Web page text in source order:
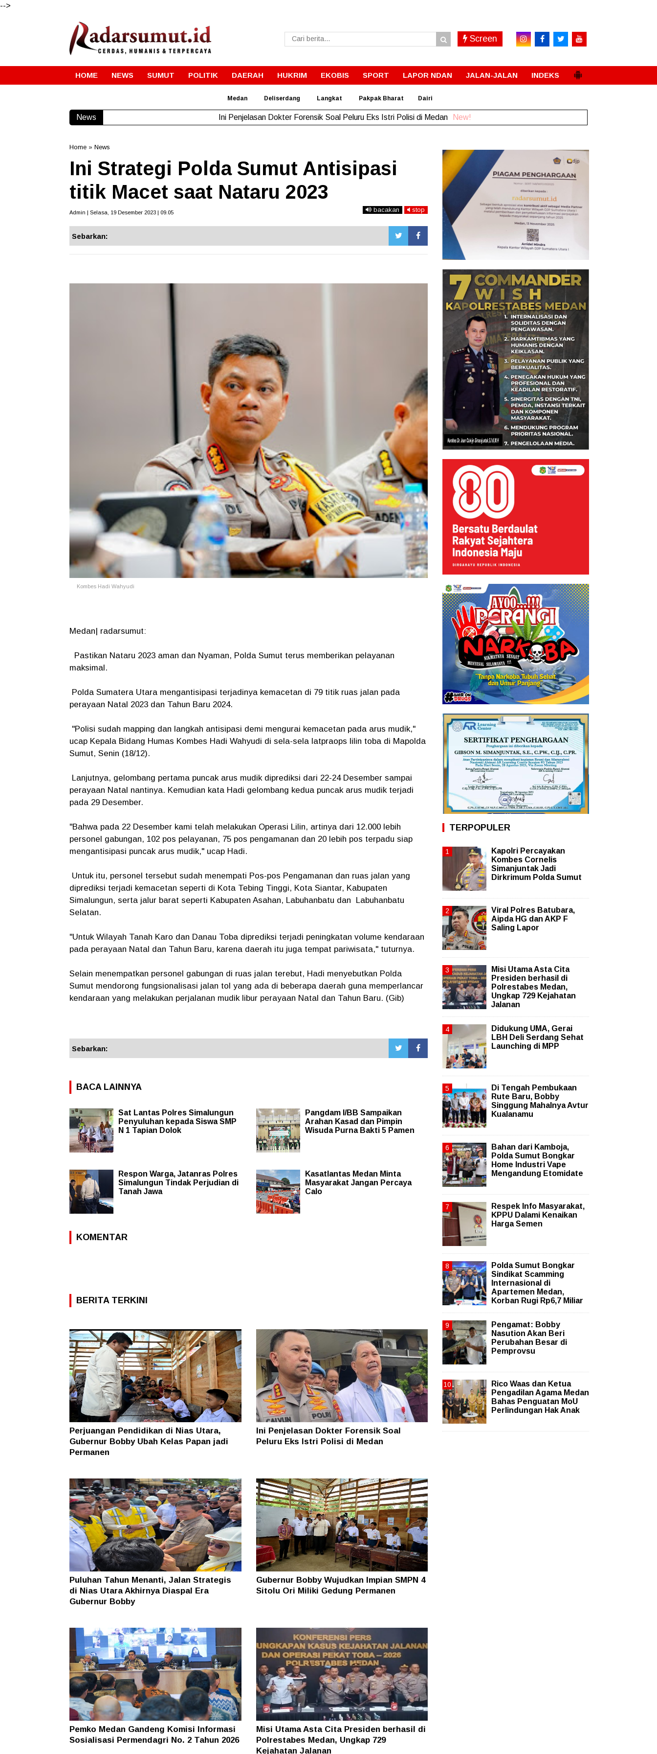
-->
Screen
HOME NEWS SUMUT POLITIK DAERAH HUKRIM EKOBIS SPORT LAPOR NDAN JALAN-JALAN INDEKS
Medan Deliserdang Langkat Pakpak Bharat Dairi
News Ini Penjelasan Dokter Forensik Soal Peluru Eks Istri Polisi di Medan New!
Home » News
Ini Strategi Polda Sumut Antisipasi
titik Macet saat Nataru 2023
Admin | Selasa, 19 Desember 2023 | 09.05 bacakan stop
Sebarkan:
Kombes Hadi Wahyudi
Medan| radarsumut:
Pastikan Nataru 2023 aman dan Nyaman, Polda Sumut terus memberikan pelayanan
maksimal.
Polda Sumatera Utara mengantisipasi terjadinya kemacetan di 79 titik ruas jalan pada
perayaan Natal 2023 dan Tahun Baru 2024.
"Polisi sudah mapping dan langkah antisipasi demi mengurai kemacetan pada arus mudik,"
ucap Kepala Bidang Humas Kombes Hadi Wahyudi di sela-sela latpraops lilin toba di Mapolda
Sumut, Senin (18/12).
Lanjutnya, gelombang pertama puncak arus mudik diprediksi dari 22-24 Desember sampai
perayaan Natal nantinya. Kemudian kata Hadi gelombang kedua puncak arus mudik terjadi
pada 29 Desember.
"Bahwa pada 22 Desember kami telah melakukan Operasi Lilin, artinya dari 12.000 lebih
personel gabungan, 102 pos pelayanan, 75 pos pengamanan dan 20 lebih pos terpadu siap
mengantisipasi puncak arus mudik," ucap Hadi.
Untuk itu, personel tersebut sudah menempati Pos-pos Pengamanan dan ruas jalan yang
diprediksi terjadi kemacetan seperti di Kota Tebing Tinggi, Kota Siantar, Kabupaten
Simalungun, serta jalur barat seperti Kabupaten Asahan, Labuhanbatu dan Labuhanbatu
Selatan.
"Untuk Wilayah Tanah Karo dan Danau Toba diprediksi terjadi peningkatan volume kendaraan
pada perayaan Natal dan Tahun Baru, karena daerah itu juga tempat pariwisata," tuturnya.
Selain menempatkan personel gabungan di ruas jalan terebut, Hadi menyebutkan Polda
Sumut mendorong fungsionalisasi jalan tol yang ada di beberapa daerah guna memperlancar
kendaraan yang melakukan perjalanan mudik libur perayaan Natal dan Tahun Baru. (Gib)
Sebarkan:
BACA LAINNYA
Sat Lantas Polres Simalungun
Penyuluhan kepada Siswa SMP
N 1 Tapian Dolok
Pangdam I/BB Sampaikan
Arahan Kasad dan Pimpin
Wisuda Purna Bakti 5 Pamen
Respon Warga, Jatanras Polres
Simalungun Tindak Perjudian di
Tanah Jawa
Kasatlantas Medan Minta
Masyarakat Jangan Percaya
Calo
KOMENTAR
BERITA TERKINI
Perjuangan Pendidikan di Nias Utara,
Gubernur Bobby Ubah Kelas Papan jadi
Permanen
Ini Penjelasan Dokter Forensik Soal
Peluru Eks Istri Polisi di Medan
Puluhan Tahun Menanti, Jalan Strategis
di Nias Utara Akhirnya Diaspal Era
Gubernur Bobby
Gubernur Bobby Wujudkan Impian SMPN 4
Sitolu Ori Miliki Gedung Permanen
Pemko Medan Gandeng Komisi Informasi
Sosialisasi Permendagri No. 2 Tahun 2026
Misi Utama Asta Cita Presiden berhasil di
Polrestabes Medan, Ungkap 729
Kejahatan Jalanan
TERPOPULER
Kapolri Percayakan
Kombes Cornelis
Simanjuntak Jadi
Dirkrimum Polda Sumut
Viral Polres Batubara,
Aipda HG dan AKP F
Saling Lapor
Misi Utama Asta Cita
Presiden berhasil di
Polrestabes Medan,
Ungkap 729 Kejahatan
Jalanan
Didukung UMA, Gerai
LBH Deli Serdang Sehat
Launching di MPP
Di Tengah Pembukaan
Rute Baru, Bobby
Singgung Mahalnya Avtur
Kualanamu
Bahan dari Kamboja,
Polda Sumut Bongkar
Home Industri Vape
Mengandung Etomidate
Respek Info Masyarakat,
KPPU Dalami Kenaikan
Harga Semen
Polda Sumut Bongkar
Sindikat Scamming
Internasional di
Apartemen Medan,
Korban Rugi Rp6,7 Miliar
Pengamat: Bobby
Nasution Akan Beri
Perubahan Besar di
Pemprovsu
Rico Waas dan Ketua
Pengadilan Agama Medan
Bahas Penguatan MoU
Perlindungan Hak Anak